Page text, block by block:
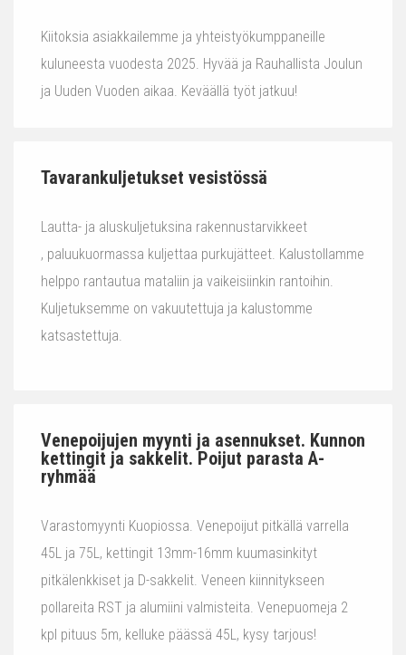
Kiitoksia asiakkailemme ja yhteistyökumppaneille
kuluneesta vuodesta 2025. Hyvää ja Rauhallista Joulun
ja Uuden Vuoden aikaa. Keväällä työt jatkuu!
Tavarankuljetukset vesistössä
Lautta- ja aluskuljetuksina rakennustarvikkeet
, paluukuormassa kuljettaa purkujätteet. Kalustollamme
helppo rantautua mataliin ja vaikeisiinkin rantoihin.
Kuljetuksemme on vakuutettuja ja kalustomme
katsastettuja.
Venepoijujen myynti ja asennukset. Kunnon
kettingit ja sakkelit. Poijut parasta A-
ryhmää
Varastomyynti Kuopiossa. Venepoijut pitkällä varrella
45L ja 75L, kettingit 13mm-16mm kuumasinkityt
pitkälenkkiset ja D-sakkelit. Veneen kiinnitykseen
pollareita RST ja alumiini valmisteita. Venepuomeja 2
kpl pituus 5m, kelluke päässä 45L, kysy tarjous!